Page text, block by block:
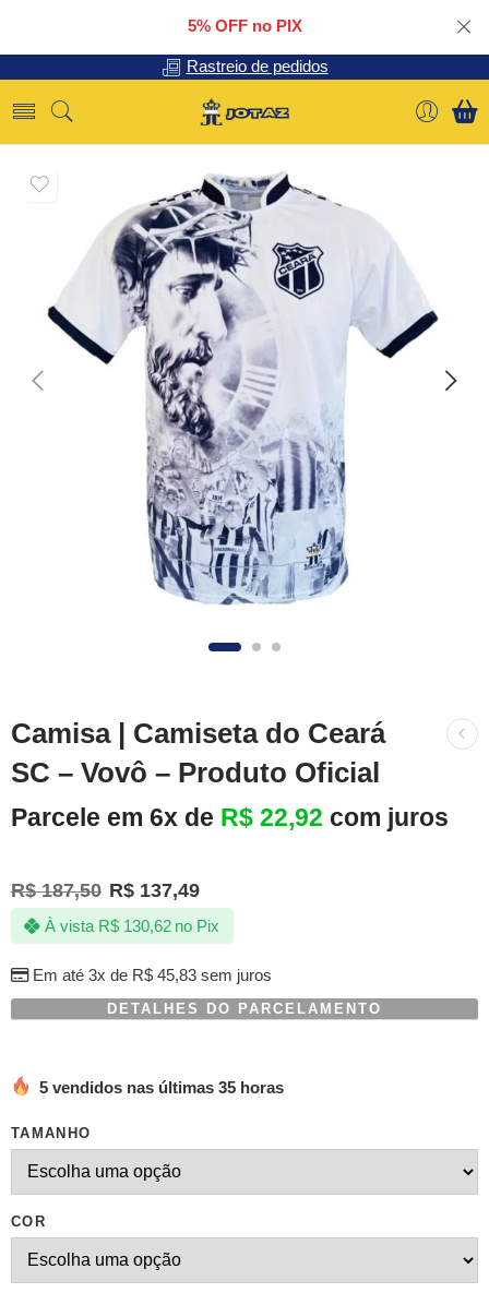
5% OFF no PIX
Rastreio de pedidos
Camisa | Camiseta do Ceará
SC – Vovô – Produto Oficial
Parcele em 6x de R$ 22,92 com juros
R$187,50 R$ 137,49
Em até 3x de R$45,83sem juros
À vista R$130,62 no Pix
DETALHES DO PARCELAMENTO
5 vendidos nas últimas 35 horas
TAMANHO
COR